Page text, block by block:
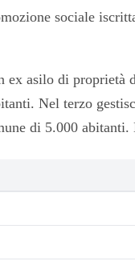
sociale
ex asilo di
Nel terzo
di 5.000 abitanti.